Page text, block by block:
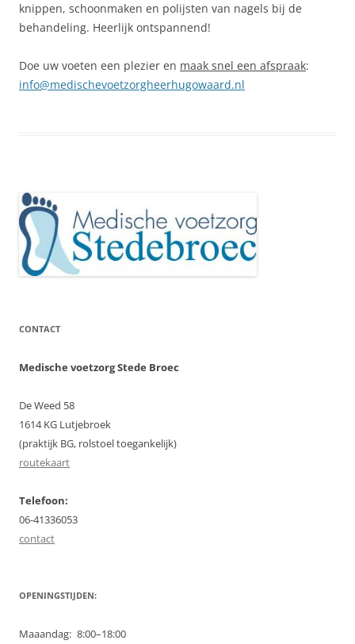
knippen, schoonmaken en polijsten van nagels bij de
behandeling. Heerlijk ontspannend!
Doe uw voeten een plezier en maak snel een afspraak:
info@medischevoetzorgheerhugowaard.nl
CONTACT
Medische voetzorg Stede Broec
De Weed 58
1614 KG Lutjebroek
(praktijk BG, rolstoel toegankelijk)
routekaart
Telefoon:
06-41336053
contact
OPENINGSTIJDEN:
Maaandag: 8:00–18:00